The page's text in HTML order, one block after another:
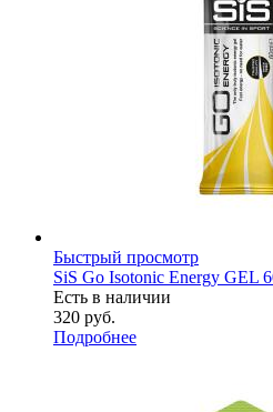
Быстрый просмотр
SiS Go Isotonic Energy
Есть в наличии
320 руб.
Подробнее